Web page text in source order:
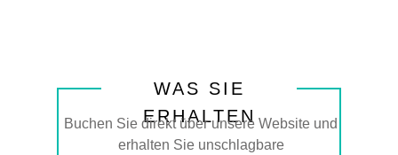
WAS SIE
ERHALTEN
Buchen Sie direkt über unsere Website und
erhalten Sie unschlagbare